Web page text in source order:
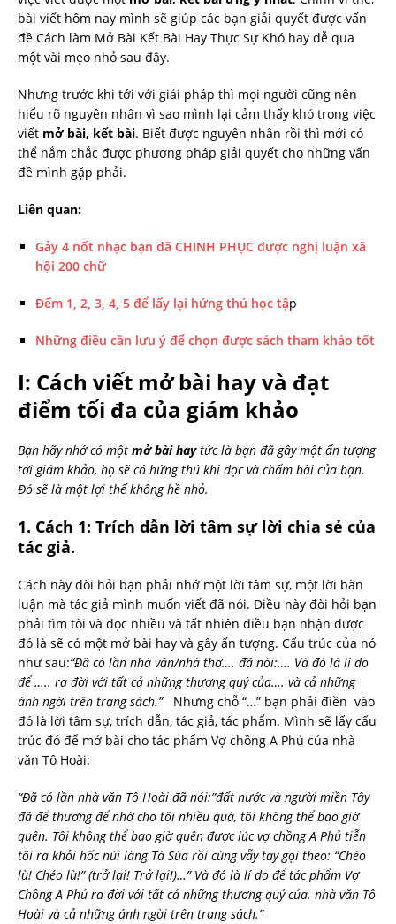
bài viết hôm nay mình sẽ giúp các bạn giải quyết được vấn
đề Cách làm Mở Bài Kết Bài Hay Thực Sự Khó hay dễ qua
một vài mẹo nhỏ sau đây.
Nhưng trước khi tới với giải pháp thì mọi người cũng nên
hiểu rõ nguyên nhân vì sao mình lại cảm thấy khó trong việc
viết mở bài, kết bài. Biết được nguyên nhân rồi thì mới có
thể nắm chắc được phương pháp giải quyết cho những vấn
đề mình gặp phải.
Liên quan:
Gảy 4 nốt nhạc bạn đã CHINH PHỤC được nghị luận xã
hội 200 chữ
Đếm 1, 2, 3, 4, 5 để lấy lại hứng thú học tập
Những điều cần lưu ý để chọn được sách tham khảo tốt
I: Cách viết mở bài hay và đạt
điểm tối đa của giám khảo
Bạn hãy nhớ có một mở bài haytức là bạn đã gây một ấn tượng
tới giám khảo, họ sẽ có hứng thú khi đọc và chấm bài của bạn.
Đó sẽ là một lợi thế không hề nhỏ.
1. Cách 1: Trích dẫn lời tâm sự lời chia sẻ của
tác giả.
Cách này đòi hỏi bạn phải nhớ một lời tâm sự, một lời bàn
luận mà tác giả mình muốn viết đã nói. Điều này đòi hỏi bạn
phải tìm tòi và đọc nhiều và tất nhiên điều bạn nhận được
đó là sẽ có một mở bài hay và gây ấn tượng. Cấu trúc của nó
như sau:“Đã có lần nhà văn/nhà thơ…. đã nói:…. Và đó là lí do
để ….. ra đời với tất cả những thương quý của…. và cả những
ánh ngời trên trang sách.”Nhưng chỗ “…” bạn phải điền vào
đó là lời tâm sự, trích dẫn, tác giả, tác phẩm. Mình sẽ lấy cấu
trúc đó để mở bài cho tác phẩm Vợ chồng A Phủ của nhà
văn Tô Hoài:
“Đã có lần nhà văn Tô Hoài đã nói:”đất nước và người miền Tây
đã để thương để nhớ cho tôi nhiều quá, tôi không thể bao giờ
quên. Tôi không thể bao giờ quên được lúc vợ chồng A Phủ tiễn
tôi ra khỏi hốc núi làng Tà Sùa rồi cùng vẫy tay gọi theo: “Chéo
lù! Chéo lù!” (trở lại! Trở lại!)…” Và đó là lí do để tác phẩm Vợ
Chồng A Phủ ra đời với tất cả những thương quý của. nhà văn Tô
Hoài và cả những ánh ngời trên trang sách.”